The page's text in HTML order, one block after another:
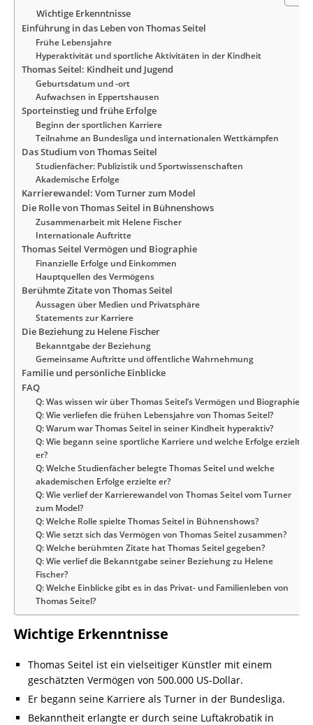
Wichtige Erkenntnisse
Einführung in das Leben von Thomas Seitel
Frühe Lebensjahre
Hyperaktivität und sportliche Aktivitäten in der Kindheit
Thomas Seitel: Kindheit und Jugend
Geburtsdatum und -ort
Aufwachsen in Eppertshausen
Sporteinstieg und frühe Erfolge
Beginn der sportlichen Karriere
Teilnahme an Bundesliga und internationalen Wettkämpfen
Das Studium von Thomas Seitel
Studienfächer: Publizistik und Sportwissenschaften
Akademische Erfolge
Karrierewandel: Vom Turner zum Model
Die Rolle von Thomas Seitel in Bühnenshows
Zusammenarbeit mit Helene Fischer
Internationale Auftritte
Thomas Seitel Vermögen und Biographie
Finanzielle Erfolge und Einkommen
Hauptquellen des Vermögens
Berühmte Zitate von Thomas Seitel
Aussagen über Medien und Privatsphäre
Statements zur Karriere
Die Beziehung zu Helene Fischer
Bekanntgabe der Beziehung
Gemeinsame Auftritte und öffentliche Wahrnehmung
Familie und persönliche Einblicke
FAQ
Q: Was wissen wir über Thomas Seitel’s Vermögen und Biographie?
Q: Wie verliefen die frühen Lebensjahre von Thomas Seitel?
Q: Warum war Thomas Seitel in seiner Kindheit hyperaktiv?
Q: Wie begann seine sportliche Karriere und welche Erfolge erzielte
er?
Q: Welche Studienfächer belegte Thomas Seitel und welche
akademischen Erfolge erzielte er?
Q: Wie verlief der Karrierewandel von Thomas Seitel vom Turner
zum Model?
Q: Welche Rolle spielte Thomas Seitel in Bühnenshows?
Q: Wie setzt sich das Vermögen von Thomas Seitel zusammen?
Q: Welche berühmten Zitate hat Thomas Seitel gegeben?
Q: Wie verlief die Bekanntgabe seiner Beziehung zu Helene
Fischer?
Q: Welche Einblicke gibt es in das Privat- und Familienleben von
Thomas Seitel?
Wichtige Erkenntnisse
Thomas Seitel ist ein vielseitiger Künstler mit einem
geschätzten Vermögen von 500.000 US-Dollar.
Er begann seine Karriere als Turner in der Bundesliga.
Bekanntheit erlangte er durch seine Luftakrobatik in